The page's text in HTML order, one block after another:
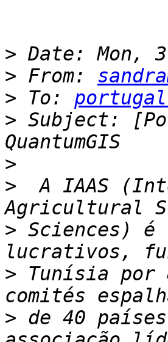
>
> From:
> To:
> Subject:
>
>
A IAAS
> Sciences) é
> Tunísia por
> de 40